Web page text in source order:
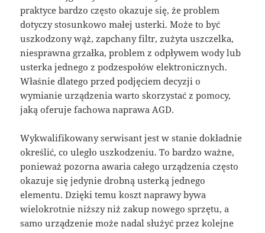
praktyce bardzo często okazuje się, że problem
dotyczy stosunkowo małej usterki. Może to być
uszkodzony wąż, zapchany filtr, zużyta uszczelka,
niesprawna grzałka, problem z odpływem wody lub
usterka jednego z podzespołów elektronicznych.
Właśnie dlatego przed podjęciem decyzji o
wymianie urządzenia warto skorzystać z pomocy,
jaką oferuje fachowa naprawa AGD.
Wykwalifikowany serwisant jest w stanie dokładnie
określić, co uległo uszkodzeniu. To bardzo ważne,
ponieważ pozorna awaria całego urządzenia często
okazuje się jedynie drobną usterką jednego
elementu. Dzięki temu koszt naprawy bywa
wielokrotnie niższy niż zakup nowego sprzętu, a
samo urządzenie może nadal służyć przez kolejne